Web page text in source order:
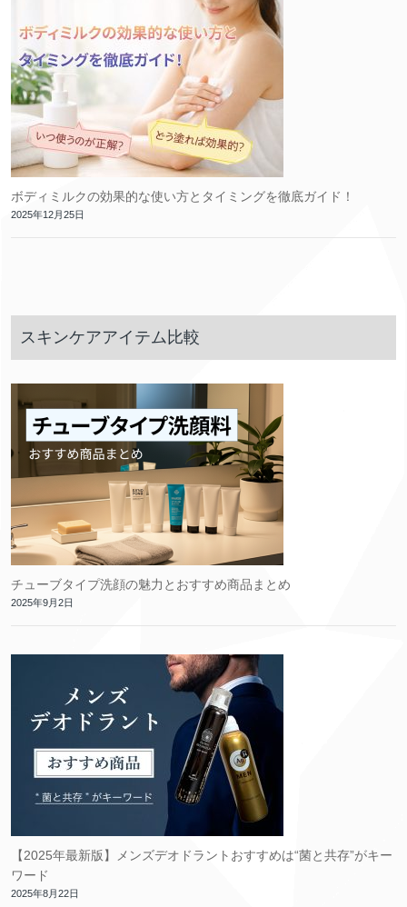
ボディミルクの効果的な使い方とタイミングを徹底ガイド！
2025年12月25日
スキンケアアイテム比較
チューブタイプ洗顔の魅力とおすすめ商品まとめ
2025年9月2日
【2025年最新版】メンズデオドラントおすすめは“菌と共存”がキー
ワード
2025年8月22日